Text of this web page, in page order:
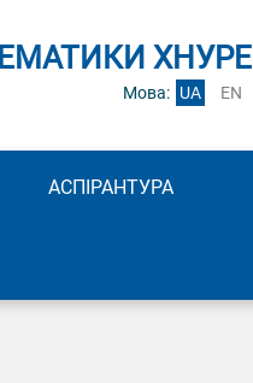
ХНУРЕ
Мова: UA EN
АСПІРАНТУРА